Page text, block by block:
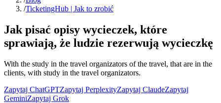
/TicketingHub | Jak to zrobić
Jak pisać opisy wycieczek, które
sprawiają, że ludzie rezerwują wycieczkę
With the study in the travel organizators of the travel, that are in the
clients, with study in the travel organizators.
Zapytaj ChatGPTZapytaj PerplexityZapytaj ClaudeZapytaj
GeminiZapytaj Grok